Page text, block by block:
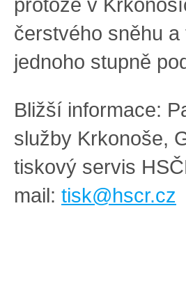
protože v
čerstvého sněhu
jednoho stupně
Bližší informace:
služby Krkonoše,
tiskový servis
mail: tisk@hscr.cz